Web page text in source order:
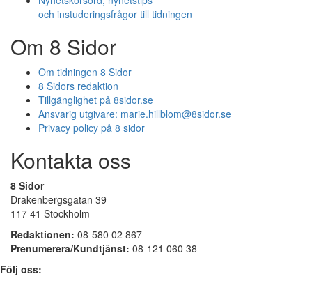
och instuderingsfrågor till tidningen
Om 8 Sidor
Om tidningen 8 Sidor
8 Sidors redaktion
Tillgänglighet på 8sidor.se
Ansvarig utgivare: marie.hillblom@8sidor.se
Privacy policy på 8 sidor
Kontakta oss
8 Sidor
Drakenbergsgatan 39
117 41 Stockholm
Redaktionen: 08-580 02 867
Prenumerera/Kundtjänst: 08-121 060 38
Följ oss: